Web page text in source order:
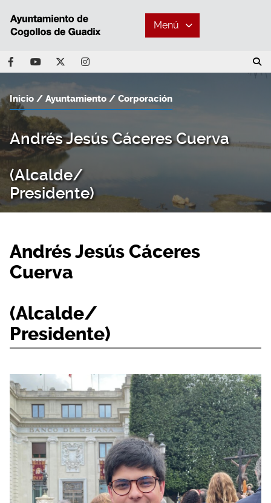
Menú
Andrés Jesús Cáceres Cuerva
(Alcalde/
Presidente)
Inicio Ayuntamiento Corporación
Andrés Jesús Cáceres
Cuerva
(Alcalde/
Presidente)